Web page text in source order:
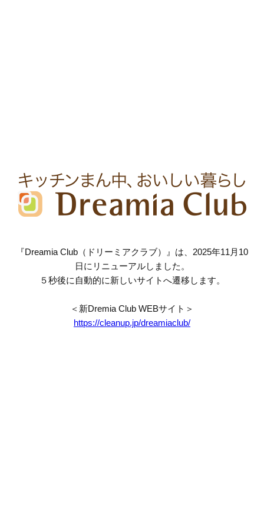
『Dreamia Club（ドリーミアクラブ）』は、2025年11月10
日にリニューアルしました。
５秒後に自動的に新しいサイトへ遷移します。
＜新Dremia Club WEBサイト＞
https://cleanup.jp/dreamiaclub/